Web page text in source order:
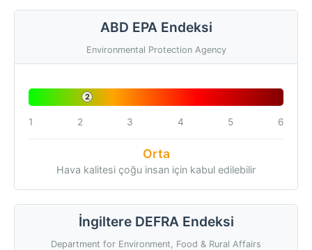
ABD EPA Endeksi
Environmental Protection Agency
2
1 2 3 4 5 6
Orta
Hava kalitesi çoğu insan için kabul edilebilir
İngiltere DEFRA Endeksi
Department for Environment, Food & Rural Affairs